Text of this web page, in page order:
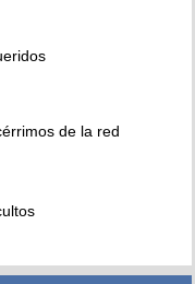
de la red